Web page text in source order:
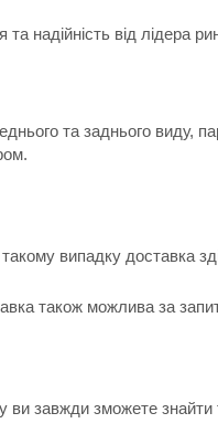
надійність від лідера
та заднього виду,
випадку доставка
також можлива за
ви завжди зможете